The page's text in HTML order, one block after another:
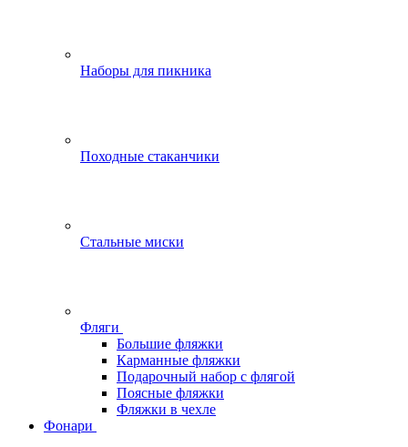
Наборы для пикника
Походные стаканчики
Стальные миски
Фляги
Большие фляжки
Карманные фляжки
Подарочный набор с флягой
Поясные фляжки
Фляжки в чехле
Фонари